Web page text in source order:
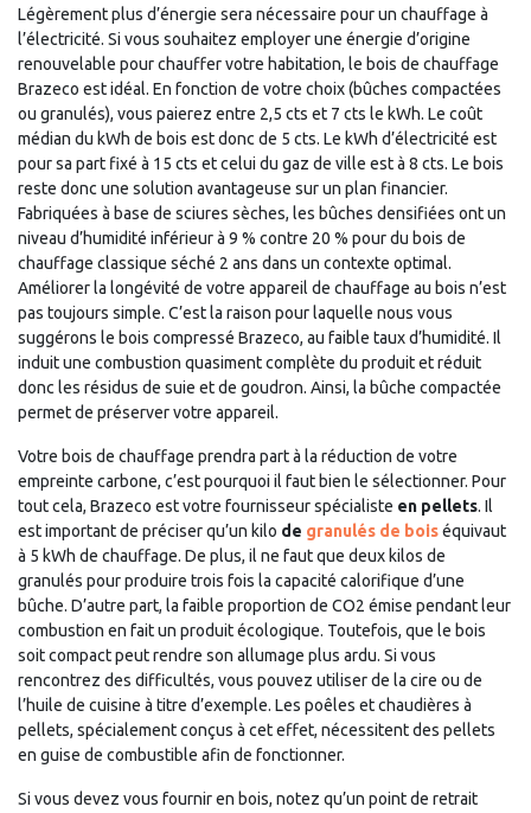
Légèrement plus d’énergie sera nécessaire pour un chauffage à
l’électricité. Si vous souhaitez employer une énergie d’origine
renouvelable pour chauffer votre habitation, le bois de chauffage
Brazeco est idéal. En fonction de votre choix (bûches compactées
ou granulés), vous paierez entre 2,5 cts et 7 cts le kWh. Le coût
médian du kWh de bois est donc de 5 cts. Le kWh d’électricité est
pour sa part fixé à 15 cts et celui du gaz de ville est à 8 cts. Le bois
reste donc une solution avantageuse sur un plan financier.
Fabriquées à base de sciures sèches, les bûches densifiées ont un
niveau d’humidité inférieur à 9 % contre 20 % pour du bois de
chauffage classique séché 2 ans dans un contexte optimal.
Améliorer la longévité de votre appareil de chauffage au bois n’est
pas toujours simple. C’est la raison pour laquelle nous vous
suggérons le bois compressé Brazeco, au faible taux d’humidité. Il
induit une combustion quasiment complète du produit et réduit
donc les résidus de suie et de goudron. Ainsi, la bûche compactée
permet de préserver votre appareil.
Votre bois de chauffage prendra part à la réduction de votre
empreinte carbone, c’est pourquoi il faut bien le sélectionner. Pour
tout cela, Brazeco est votre fournisseur spécialiste en pellets. Il
est important de préciser qu’un kilo de granulés de boiséquivaut
à 5 kWh de chauffage. De plus, il ne faut que deux kilos de
granulés pour produire trois fois la capacité calorifique d’une
bûche. D’autre part, la faible proportion de CO2 émise pendant leur
combustion en fait un produit écologique. Toutefois, que le bois
soit compact peut rendre son allumage plus ardu. Si vous
rencontrez des difficultés, vous pouvez utiliser de la cire ou de
l’huile de cuisine à titre d’exemple. Les poêles et chaudières à
pellets, spécialement conçus à cet effet, nécessitent des pellets
en guise de combustible afin de fonctionner.
Si vous devez vous fournir en bois, notez qu’un point de retrait